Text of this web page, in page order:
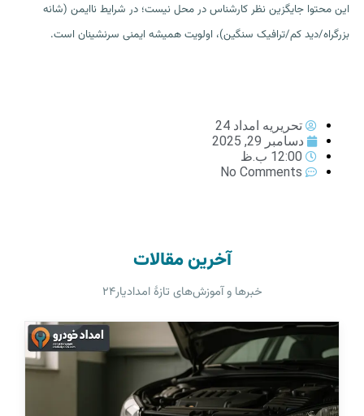
این محتوا جایگزین نظر کارشناس در محل نیست؛ در شرایط ناایمن (شانه
بزرگراه/دید کم/ترافیک سنگین)، اولویت همیشه ایمنی سرنشینان است.
تحریریه امداد 24
دسامبر 29, 2025
12:00 ب.ظ
No Comments
آخرین مقالات
خبرها و آموزش‌های تازهٔ امدادیار۲۴